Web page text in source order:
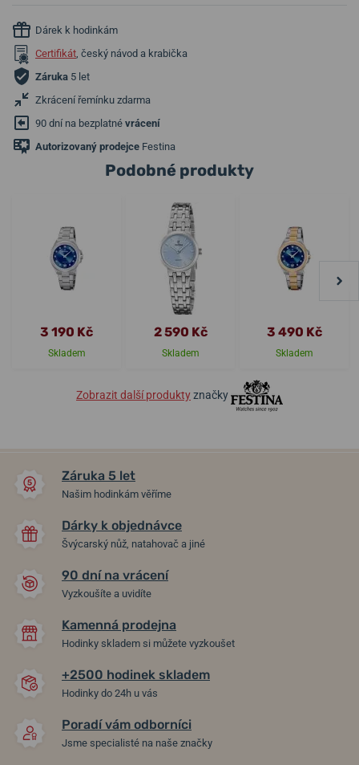
Dárek k hodinkám
Certifikát, český návod a krabička
Záruka 5 let
Zkrácení řemínku zdarma
90 dní na bezplatné vrácení
Autorizovaný prodejce Festina
Podobné produkty
3 190 Kč
Skladem
2 590 Kč
Skladem
3 490 Kč
Skladem
Zobrazit další produktyznačky
Záruka 5 let
Našim hodinkám věříme
Dárky k objednávce
Švýcarský nůž, natahovač a jiné
90 dní na vrácení
Vyzkoušíte a uvidíte
Kamenná prodejna
Hodinky skladem si můžete vyzkoušet
+2500 hodinek skladem
Hodinky do 24h u vás
Poradí vám odborníci
Jsme specialisté na naše značky